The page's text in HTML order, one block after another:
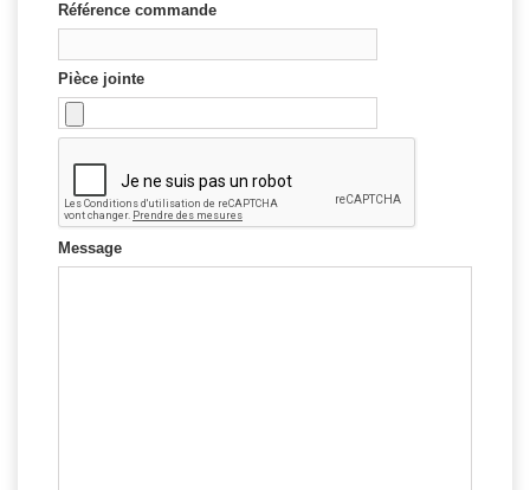
Référence commande
Pièce jointe
Message